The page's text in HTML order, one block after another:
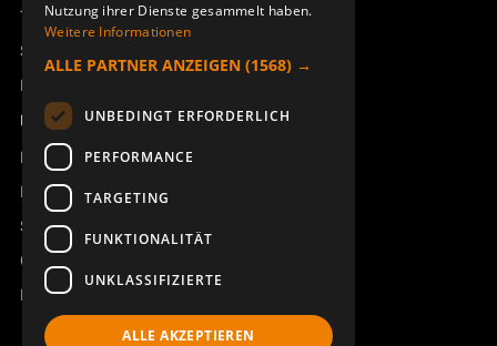
Technischer Support
Service buchen
Handbücher und Videoanleitungen
Über Åkerströms
Kontakt
Neuigkeiten
Sicherheit und Richtlinien
Geschäftsbedingungen
REACH
Nutzung ihrer Dienste gesammelt haben.
Weitere Informationen
ALLE PARTNER ANZEIGEN (1568) →
UNBEDINGT ERFORDERLICH
PERFORMANCE
TARGETING
FUNKTIONALITÄT
UNKLASSIFIZIERTE
ALLE AKZEPTIEREN